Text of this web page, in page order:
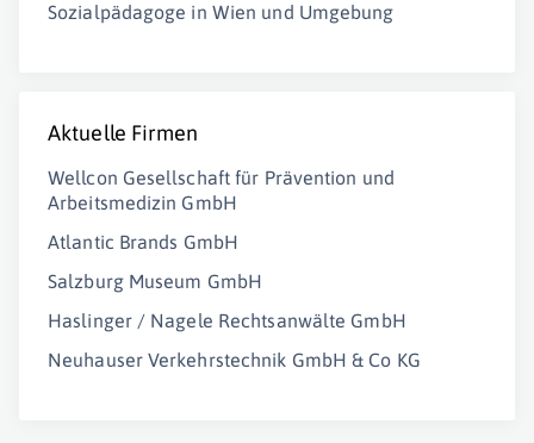
Sozialpädagoge in Wien und Umgebung
Aktuelle Firmen
Wellcon Gesellschaft für Prävention und
Arbeitsmedizin GmbH
Atlantic Brands GmbH
Salzburg Museum GmbH
Haslinger / Nagele Rechtsanwälte GmbH
Neuhauser Verkehrstechnik GmbH & Co KG